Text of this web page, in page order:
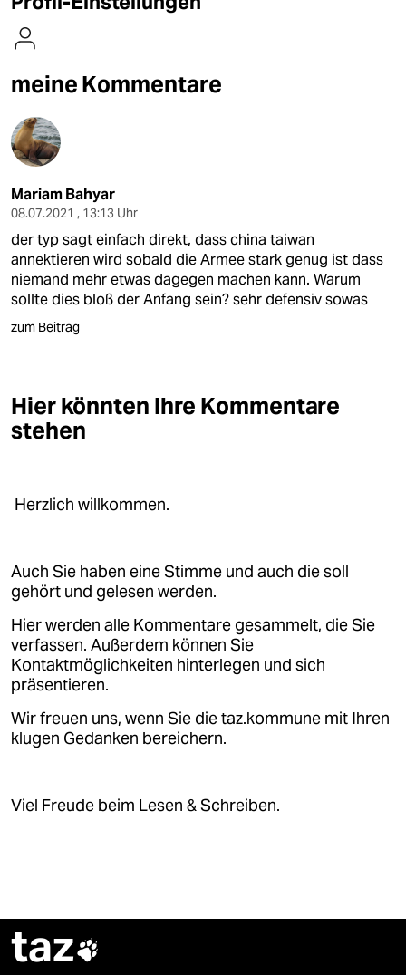
nord
wahrheit
verlag
verlag
veranstaltungen
shop
fragen & hilfe
unterstützen
abo
epaper login
meine Kommentare
Mariam Bahyar
08.07.2021 , 13:13 Uhr
der typ sagt einfach direkt, dass china taiwan
annektieren wird sobald die Armee stark genug ist dass
niemand mehr etwas dagegen machen kann. Warum
sollte dies bloß der Anfang sein? sehr defensiv sowas
zum Beitrag
Hier könnten Ihre Kommentare
stehen
Herzlich willkommen.
Auch Sie haben eine Stimme und auch die soll
gehört und gelesen werden.
Hier werden alle Kommentare gesammelt, die Sie
verfassen. Außerdem können Sie
Kontaktmöglichkeiten hinterlegen und sich
präsentieren.
Wir freuen uns, wenn Sie die taz.kommune mit Ihren
klugen Gedanken bereichern.
Viel Freude beim Lesen & Schreiben.
taz